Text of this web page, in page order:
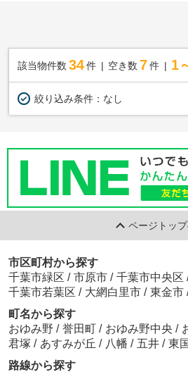
該当物件数 34件 空き数 7 件 1
絞り込み条件： なし
ページトッ
市区町村から探す
千葉市緑区 / 市原市 / 千葉市中央区
千葉市若葉区 / 大網白里市 / 東金市
町名から探す
おゆみ野 / 誉田町 / おゆみ野中央 /
君塚 / あすみが丘 / 八幡 / 五井 / 東
路線から探す